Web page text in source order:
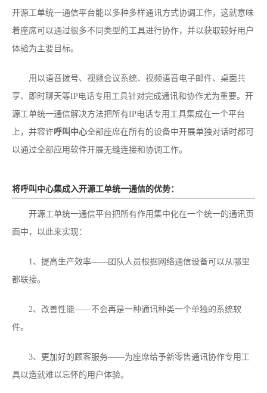
开源工单统一通信平台能以多种多样通讯方式协调工作，这就意味
着座席可以通过很多不同类型的工具进行协作，并以获取较好用户
体验为主要目标。
用以语音拨号、视频会议系统、视频语音电子邮件、桌面共
享、即时聊天等IP电话专用工具针对完成通讯和协作尤为重要。开
源工单统一通信解决方法把所有IP电话专用工具集成在一个平台
上，并容许呼叫中心全部座席在所有的设备中开展单独对话时都可
以通过全部应用软件开展无缝连接和协调工作。
将呼叫中心集成入开源工单统一通信的优势：
开源工单统一通信平台把所有作用集中化在一个统一的通讯页
面中，以此来实现：
1、提高生产效率——团队人员根据网络通信设备可以从哪里
都联接。
2、改善性能——不会再是一种通讯种类一个单独的系统软
件。
3、更加好的顾客服务——为座席给予新零售通讯协作专用工
具以造就难以忘怀的用户体验。